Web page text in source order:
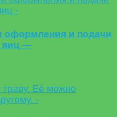
оформления и подачи
яиц —